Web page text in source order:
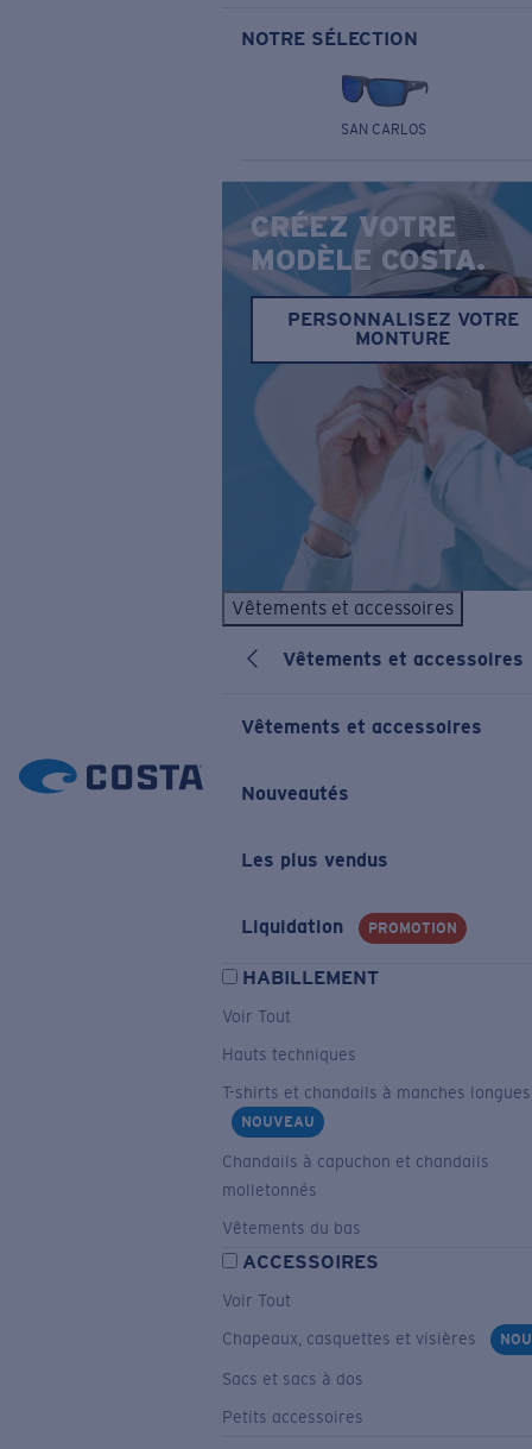
NOTRE SÉLECTION
SAN CARLOS
CRÉEZ VOTRE
MODÈLE COSTA.
PERSONNALISEZ VOTRE
MONTURE
Vêtements et accessoires
Vêtements et accessoires
Vêtements et accessoires
Nouveautés
Les plus vendus
Liquidation PROMOTION
HABILLEMENT
Voir Tout
Hauts techniques
T-shirts et chandails à manches longues
NOUVEAU
Chandails à capuchon et chandails
molletonnés
Vêtements du bas
ACCESSOIRES
Voir Tout
Chapeaux, casquettes et visières
Sacs et sacs à dos
Petits accessoires